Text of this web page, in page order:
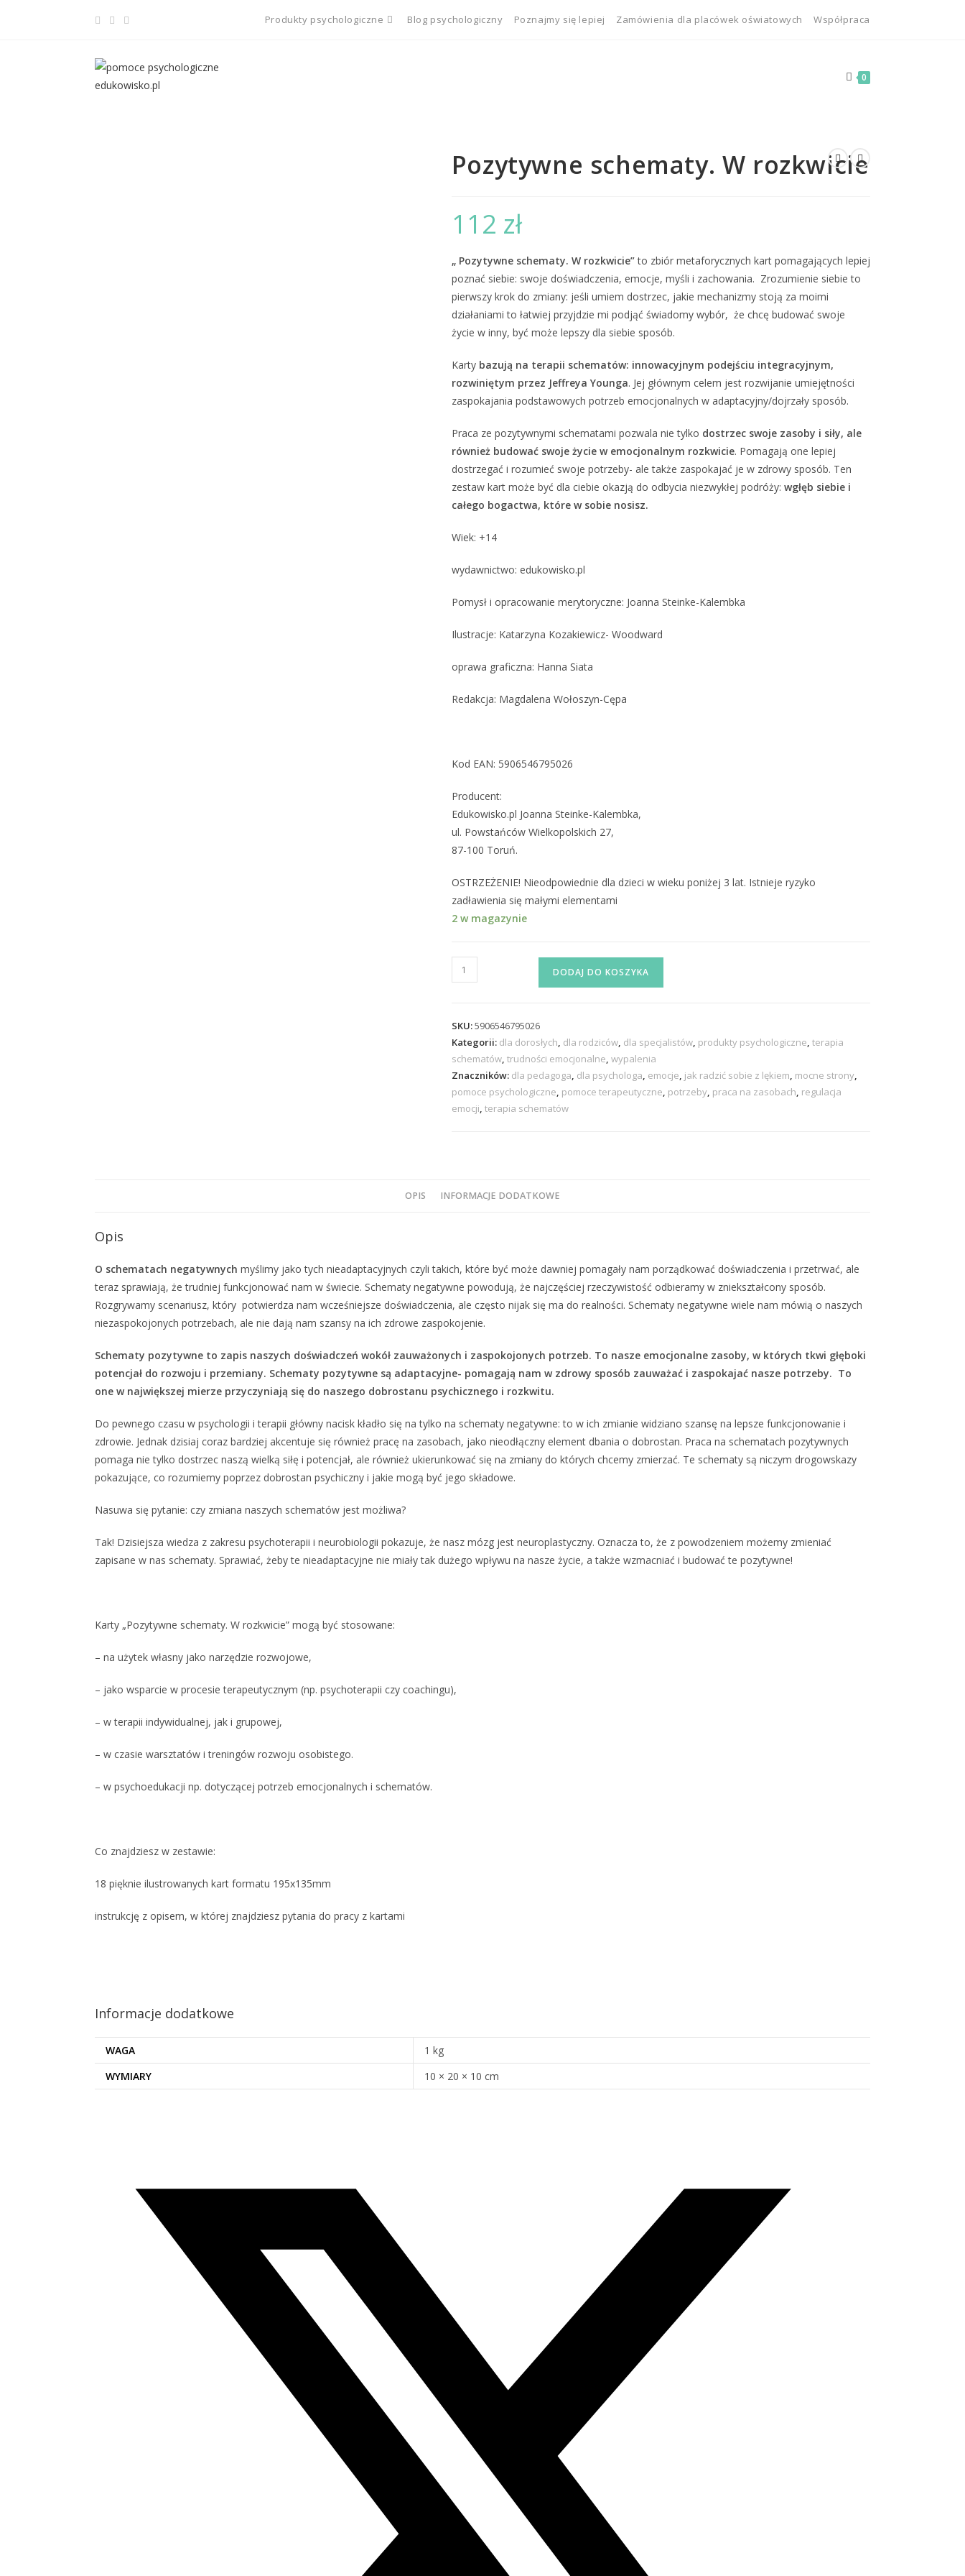
Produkty psychologiczne Blog psychologiczny Poznajmy się lepiej Zamówienia dla placówek oświatowych Współpraca
0
Pozytywne schematy. W rozkwicie
112 zł
„ Pozytywne schematy. W rozkwicie”to zbiór metaforycznych kart pomagających lepiej
poznać siebie: swoje doświadczenia, emocje, myśli i zachowania. Zrozumienie siebie to
pierwszy krok do zmiany: jeśli umiem dostrzec, jakie mechanizmy stoją za moimi
działaniami to łatwiej przyjdzie mi podjąć świadomy wybór, że chcę budować swoje
życie w inny, być może lepszy dla siebie sposób.
Karty bazują na terapii schematów: innowacyjnym podejściu integracyjnym,
rozwiniętym przez Jeffreya Younga. Jej głównym celem jest rozwijanie umiejętności
zaspokajania podstawowych potrzeb emocjonalnych w adaptacyjny/dojrzały sposób.
Praca ze pozytywnymi schematami pozwala nie tylko dostrzec swoje zasoby i siły, ale
również budować swoje życie w emocjonalnym rozkwicie. Pomagają one lepiej
dostrzegać i rozumieć swoje potrzeby- ale także zaspokajać je w zdrowy sposób. Ten
zestaw kart może być dla ciebie okazją do odbycia niezwykłej podróży: wgłęb siebie i
całego bogactwa, które w sobie nosisz.
Wiek: +14
wydawnictwo: edukowisko.pl
Pomysł i opracowanie merytoryczne: Joanna Steinke-Kalembka
Ilustracje: Katarzyna Kozakiewicz- Woodward
oprawa graficzna: Hanna Siata
Redakcja: Magdalena Wołoszyn-Cępa
Kod EAN: 5906546795026
Producent:
Edukowisko.pl Joanna Steinke-Kalembka,
ul. Powstańców Wielkopolskich 27,
87-100 Toruń.
OSTRZEŻENIE! Nieodpowiednie dla dzieci w wieku poniżej 3 lat. Istnieje ryzyko
zadławienia się małymi elementami
2 w magazynie
DODAJ DO KOSZYKA
SKU:5906546795026
Kategorii: dla dorosłych, dla rodziców, dla specjalistów, produkty psychologiczne, terapia
schematów, trudności emocjonalne, wypalenia
Znaczników: dla pedagoga, dla psychologa, emocje, jak radzić sobie z lękiem, mocne strony,
pomoce psychologiczne, pomoce terapeutyczne, potrzeby, praca na zasobach, regulacja
emocji, terapia schematów
OPIS INFORMACJE DODATKOWE
Opis
O schematach negatywnych myślimy jako tych nieadaptacyjnych czyli takich, które być może dawniej pomagały nam porządkować doświadczenia i przetrwać, ale
teraz sprawiają, że trudniej funkcjonować nam w świecie. Schematy negatywne powodują, że najczęściej rzeczywistość odbieramy w zniekształcony sposób.
Rozgrywamy scenariusz, który potwierdza nam wcześniejsze doświadczenia, ale często nijak się ma do realności. Schematy negatywne wiele nam mówią o naszych
niezaspokojonych potrzebach, ale nie dają nam szansy na ich zdrowe zaspokojenie.
Schematy pozytywne to zapis naszych doświadczeń wokół zauważonych i zaspokojonych potrzeb. To nasze emocjonalne zasoby, w których tkwi głęboki
potencjał do rozwoju i przemiany. Schematy pozytywne są adaptacyjne- pomagają nam w zdrowy sposób zauważać i zaspokajać nasze potrzeby. To
one w największej mierze przyczyniają się do naszego dobrostanu psychicznego i rozkwitu.
Do pewnego czasu w psychologii i terapii główny nacisk kładło się na tylko na schematy negatywne: to w ich zmianie widziano szansę na lepsze funkcjonowanie i
zdrowie. Jednak dzisiaj coraz bardziej akcentuje się również pracę na zasobach, jako nieodłączny element dbania o dobrostan. Praca na schematach pozytywnych
pomaga nie tylko dostrzec naszą wielką siłę i potencjał, ale również ukierunkować się na zmiany do których chcemy zmierzać. Te schematy są niczym drogowskazy
pokazujące, co rozumiemy poprzez dobrostan psychiczny i jakie mogą być jego składowe.
Nasuwa się pytanie: czy zmiana naszych schematów jest możliwa?
Tak! Dzisiejsza wiedza z zakresu psychoterapii i neurobiologii pokazuje, że nasz mózg jest neuroplastyczny. Oznacza to, że z powodzeniem możemy zmieniać
zapisane w nas schematy. Sprawiać, żeby te nieadaptacyjne nie miały tak dużego wpływu na nasze życie, a także wzmacniać i budować te pozytywne!
Karty „Pozytywne schematy. W rozkwicie” mogą być stosowane:
– na użytek własny jako narzędzie rozwojowe,
– jako wsparcie w procesie terapeutycznym (np. psychoterapii czy coachingu),
– w terapii indywidualnej, jak i grupowej,
– w czasie warsztatów i treningów rozwoju osobistego.
– w psychoedukacji np. dotyczącej potrzeb emocjonalnych i schematów.
Co znajdziesz w zestawie:
18 pięknie ilustrowanych kart formatu 195x135mm
instrukcję z opisem, w której znajdziesz pytania do pracy z kartami
Informacje dodatkowe
WAGA
1 kg
WYMIARY
10 × 20 × 10 cm